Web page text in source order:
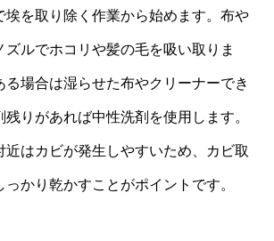
埃を取り除く作業から始めます。布や
ズルでホコリや髪の毛を吸い取りま
る場合は湿らせた布やクリーナーでき
りがあれば中性洗剤を使用します。
近はカビが発生しやすいため、カビ取
っかり乾かすことがポイントです。